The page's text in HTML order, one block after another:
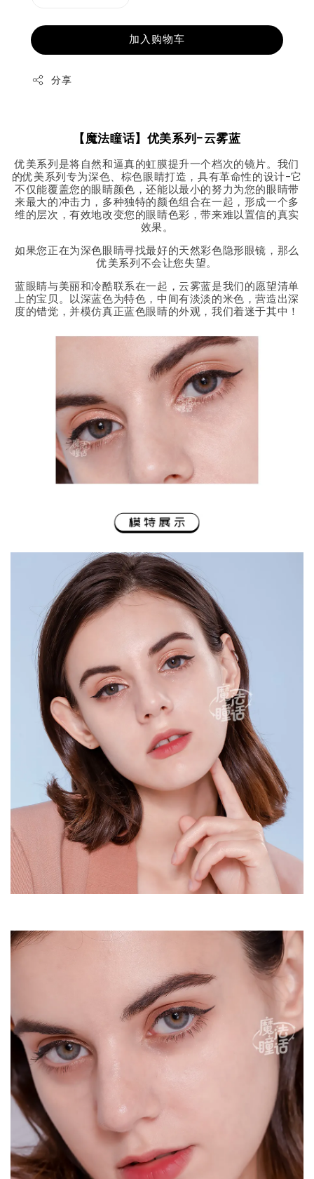
加入购物车
分享
【魔法瞳话】优美系列-云雾蓝
优美系列是将自然和逼真的虹膜提升一个档次的镜片。我们
的优美系列专为深色、棕色眼睛打造，具有革命性的设计-它
不仅能覆盖您的眼睛颜色，还能以最小的努力为您的眼睛带
来最大的冲击力，多种独特的颜色组合在一起，形成一个多
维的层次，有效地改变您的眼睛色彩，带来难以置信的真实
效果。
如果您正在为深色眼睛寻找最好的天然彩色隐形眼镜，那么
优美系列不会让您失望。
蓝眼睛与美丽和冷酷联系在一起，云雾蓝是我们的愿望清单
上的宝贝。以深蓝色为特色，中间有淡淡的米色，营造出深
度的错觉，并模仿真正蓝色眼睛的外观，我们着迷于其中！